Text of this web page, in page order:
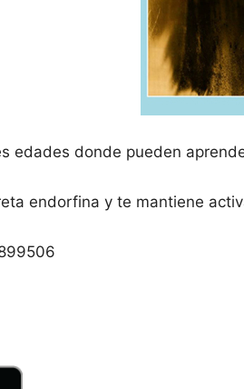
edades donde pueden
endorfina y te mantiene